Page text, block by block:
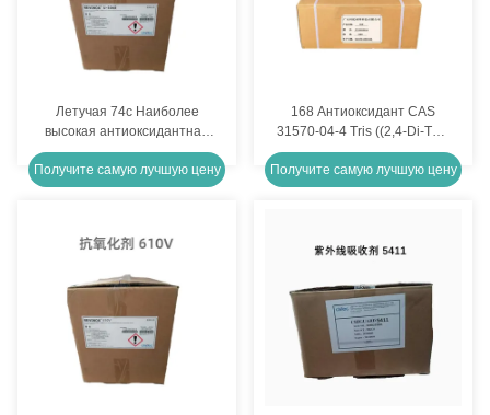
Летучая 74c Наиболее
высокая антиоксидантная
продукция добавка,
используемая в пластике
Revonox U 5068
Получите самую лучшую цену
168 Антиоксидант CAS
31570-04-4 Tris ((2,4-Di-Tert-
Butylphenyl) фосфит
Получите самую лучшую цену